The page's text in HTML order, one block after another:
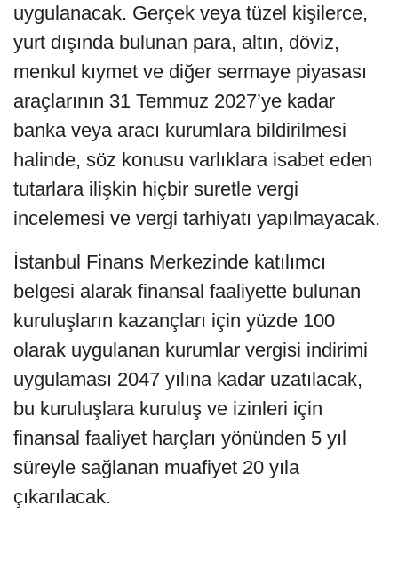
uygulanacak. Gerçek veya tüzel kişilerce,
yurt dışında bulunan para, altın, döviz,
menkul kıymet ve diğer sermaye piyasası
araçlarının 31 Temmuz 2027’ye kadar
banka veya aracı kurumlara bildirilmesi
halinde, söz konusu varlıklara isabet eden
tutarlara ilişkin hiçbir suretle vergi
incelemesi ve vergi tarhiyatı yapılmayacak.
İstanbul Finans Merkezinde katılımcı
belgesi alarak finansal faaliyette bulunan
kuruluşların kazançları için yüzde 100
olarak uygulanan kurumlar vergisi indirimi
uygulaması 2047 yılına kadar uzatılacak,
bu kuruluşlara kuruluş ve izinleri için
finansal faaliyet harçları yönünden 5 yıl
süreyle sağlanan muafiyet 20 yıla
çıkarılacak.